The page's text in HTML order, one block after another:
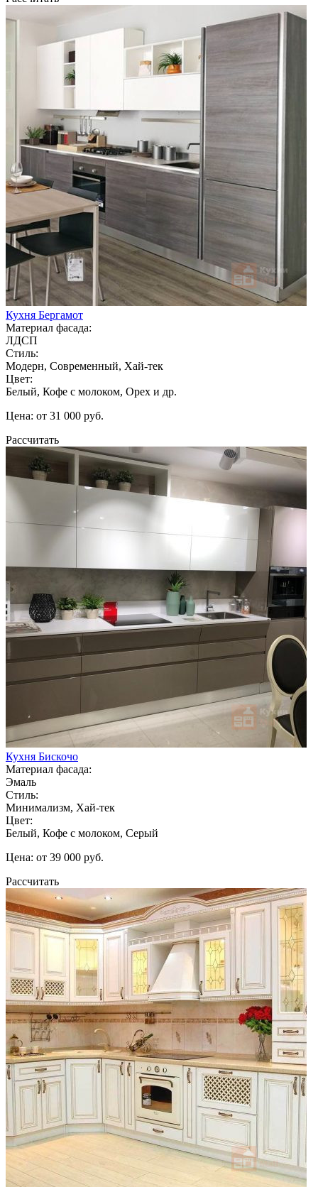
Кухня Бергамот
Материал фасада:
ЛДСП
Стиль:
Модерн, Современный, Хай-тек
Цвет:
Белый, Кофе с молоком, Орех и др.
Цена: от 31 000 руб.
Рассчитать
Кухня Бискочо
Материал фасада:
Эмаль
Стиль:
Минимализм, Хай-тек
Цвет:
Белый, Кофе с молоком, Серый
Цена: от 39 000 руб.
Рассчитать